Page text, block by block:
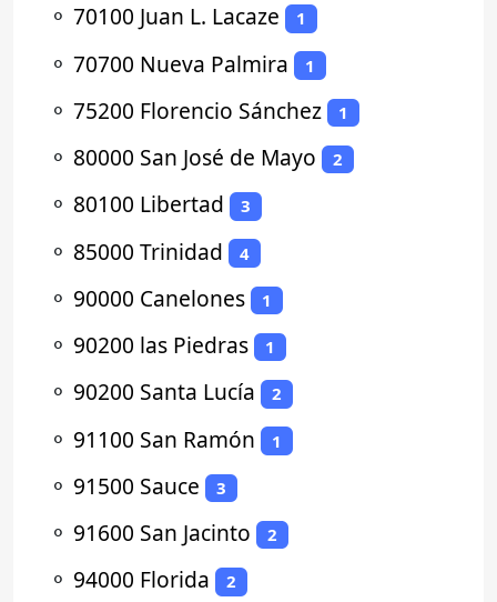
⚬ 70100 Juan L. Lacaze 1
⚬ 70700 Nueva Palmira 1
⚬ 75200 Florencio Sánchez 1
⚬ 80000 San José de Mayo 2
⚬ 80100 Libertad 3
⚬ 85000 Trinidad 4
⚬ 90000 Canelones 1
⚬ 90200 las Piedras 1
⚬ 90200 Santa Lucía 2
⚬ 91100 San Ramón 1
⚬ 91500 Sauce 3
⚬ 91600 San Jacinto 2
⚬ 94000 Florida 2